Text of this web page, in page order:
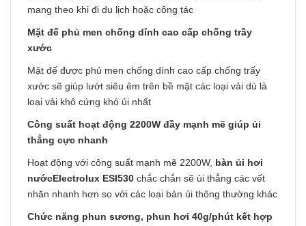
mang theo khi đi du lịch hoặc công tác
Mặt đế phủ men chống dính cao cấp chống trầy
xước
Mặt đế được phủ men chống dính cao cấp chống trấy
xước sẽ giúp lướt siêu êm trên bề mặt các loại vải dù là
loại vải khô cứng khó ủi nhất
Công suất hoạt động 2200W đầy mạnh mẽ giúp ủi
thẳng cực nhanh
Hoạt động với công suất mạnh mẽ 2200W, bàn ủi hơi
nướcElectrolux ESI530 chắc chắn sẽ ủi thẳng các vết
nhăn nhanh hơn so với các loại bàn ủi thông thường khác
Chức năng phun sương, phun hơi 40g/phút kết hợp